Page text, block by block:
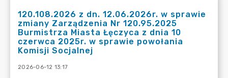
120.108.2026 z dn. 12.06.2026r. w sprawie
zmiany Zarządzenia Nr 120.95.2025
Burmistrza Miasta Łęczyca z dnia 10
czerwca 2025r. w sprawie powołania
Komisji Socjalnej
2026-06-12 13:17